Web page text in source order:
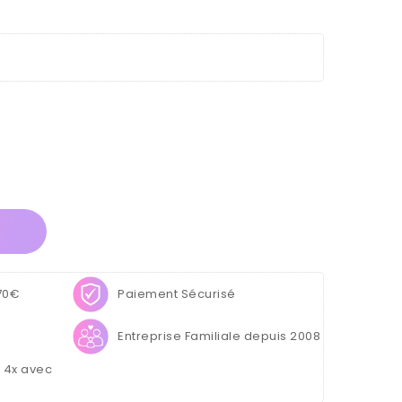
Paiement Sécurisé
Entreprise Familiale depuis 2008
4x avec